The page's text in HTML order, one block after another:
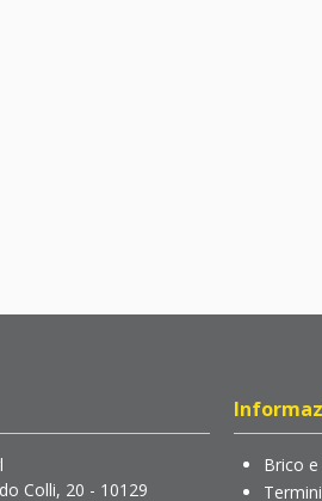
Colli, 20 - 10129
Brico